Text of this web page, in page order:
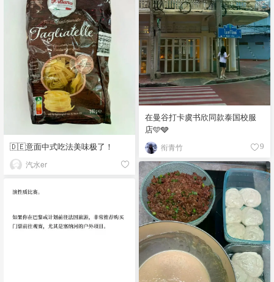
在曼谷打卡虞书欣同款泰国校服
店🩵🩶
衔青竹 9
🇩🇪意面中式吃法美味极了！
汽水er